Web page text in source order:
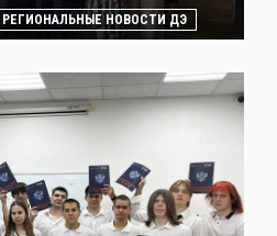
РЕГИОНАЛЬНЫЕ НОВОСТИ ДЭ